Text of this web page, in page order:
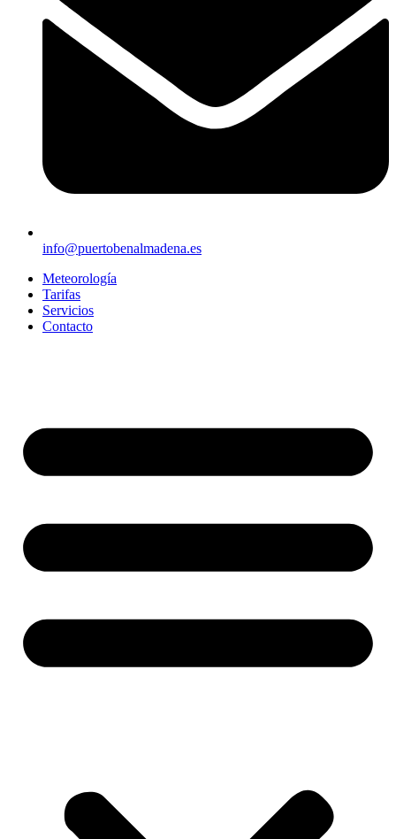
info@puertobenalmadena.es
Meteorología
Tarifas
Servicios
Contacto